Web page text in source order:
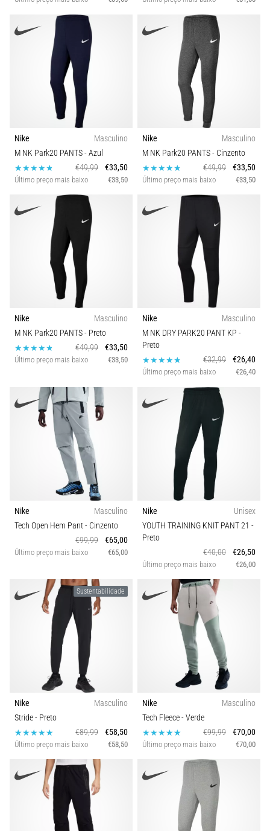
Nike
Masculino
M NK Park20 PANTS- Azul
€49,99
€33,50
Último preço mais baixo €33,50
Nike
Masculino
M NK Park20 PANTS- Cinzento
€49,99
€33,50
Último preço mais baixo €33,50
Nike
Masculino
M NK Park20 PANTS- Preto
€49,99
€33,50
Último preço mais baixo €33,50
Nike
Masculino
M NK DRY PARK20 PANT KP -
Preto
€32,99
€26,40
Último preço mais baixo €26,40
Nike
Masculino
Tech Open Hem Pant- Cinzento
€99,99
€65,00
Último preço mais baixo €65,00
Nike
Unisex
YOUTH TRAINING KNIT PANT 21 -
Preto
€40,00
€26,50
Último preço mais baixo €26,00
Sustentabilidade
Nike
Masculino
Stride- Preto
€89,99
€58,50
Último preço mais baixo €58,50
Nike
Masculino
Tech Fleece- Verde
€99,99
€70,00
Último preço mais baixo €70,00